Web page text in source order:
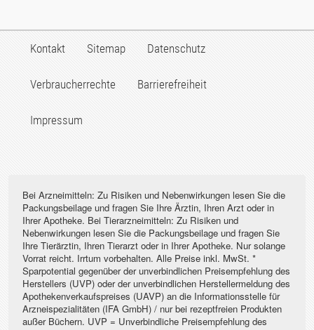
Kontakt Sitemap Datenschutz
Verbraucherrechte Barrierefreiheit
Impressum
Bei Arzneimitteln: Zu Risiken und Nebenwirkungen lesen Sie die
Packungsbeilage und fragen Sie Ihre Ärztin, Ihren Arzt oder in
Ihrer Apotheke. Bei Tierarzneimitteln: Zu Risiken und
Nebenwirkungen lesen Sie die Packungsbeilage und fragen Sie
Ihre Tierärztin, Ihren Tierarzt oder in Ihrer Apotheke. Nur solange
Vorrat reicht. Irrtum vorbehalten. Alle Preise inkl. MwSt. *
Sparpotential gegenüber der unverbindlichen Preisempfehlung des
Herstellers (UVP) oder der unverbindlichen Herstellermeldung des
Apothekenverkaufspreises (UAVP) an die Informationsstelle für
Arzneispezialitäten (IFA GmbH) / nur bei rezeptfreien Produkten
außer Büchern. UVP = Unverbindliche Preisempfehlung des